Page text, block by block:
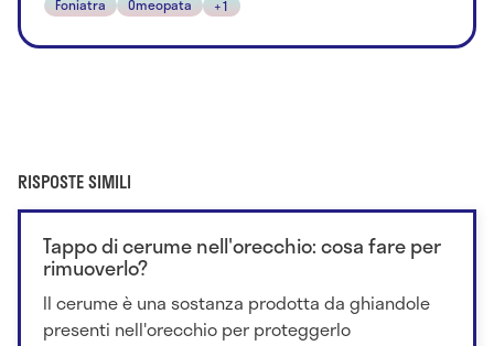
Foniatra Omeopata +1
RISPOSTE SIMILI
Tappo di cerume nell'orecchio: cosa fare per
rimuoverlo?
Il cerume è una sostanza prodotta da ghiandole
presenti nell'orecchio per proteggerlo